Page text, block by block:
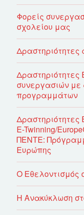
Φορείς
σχολείου μας
Δραστηριότητες
Δραστηριότητες
συνεργασιών με
προγραμμάτων
E-Twinning/
ΠΕΝΤΕ:
Ευρώπης
Ο Εθελοντισμός
Η Ανακύκλωση